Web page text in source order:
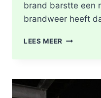
brand barstte een
brandweer heeft
LEES MEER SCOOTER
BIJ